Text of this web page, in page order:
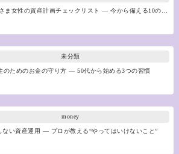
ま女性の資産計画チェックリスト ― 今から備える10の…
未分類
のためのお金の守り方 ― 50代から始める3つの習慣
money
ない資産運用 ― プロが教える“やってはいけないこと”